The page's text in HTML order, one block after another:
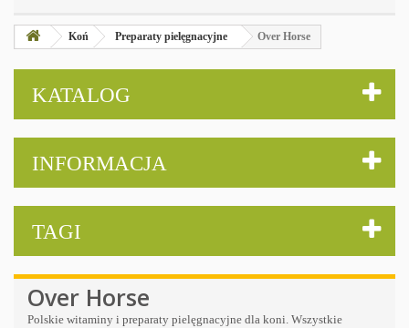
Koń Preparaty pielęgnacyjne Over Horse
KATALOG
INFORMACJA
TAGI
Over Horse
Polskie witaminy i preparaty pielęgnacyjne dla koni. Wszystkie